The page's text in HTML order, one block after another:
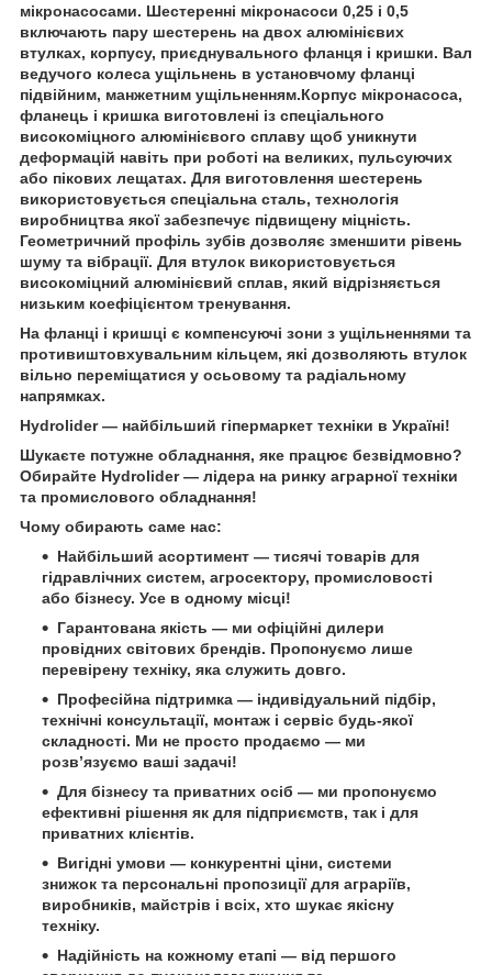
мікронасосами. Шестеренні мікронасоси 0,25 і 0,5
включають пару шестерень на двох алюмінієвих
втулках, корпусу, приєднувального фланця і кришки. Вал
ведучого колеса ущільнень в установчому фланці
підвійним, манжетним ущільненням.Корпус мікронасоса,
фланець і кришка виготовлені із спеціального
високоміцного алюмінієвого сплаву щоб уникнути
деформацій навіть при роботі на великих, пульсуючих
або пікових лещатах. Для виготовлення шестерень
використовується спеціальна сталь, технологія
виробництва якої забезпечує підвищену міцність.
Геометричний профіль зубів дозволяє зменшити рівень
шуму та вібрації. Для втулок використовується
високоміцний алюмінієвий сплав, який відрізняється
низьким коефіцієнтом тренування.
На фланці і кришці є компенсуючі зони з ущільненнями та
противиштовхувальним кільцем, які дозволяють втулок
вільно переміщатися у осьовому та радіальному
напрямках.
Hydrolider— найбільший гіпермаркет техніки в Україні!
Шукаєте потужне обладнання, яке працює безвідмовно?
Обирайте Hydrolider— лідера на ринку аграрної техніки
та промислового обладнання!
Чому обирають саме нас:
Найбільший асортимент — тисячі товарів для
гідравлічних систем, агросектору, промисловості
або бізнесу. Усе в одному місці!
Гарантована якість — ми офіційні дилери
провідних світових брендів. Пропонуємо лише
перевірену техніку, яка служить довго.
Професійна підтримка — індивідуальний підбір,
технічні консультації, монтаж і сервіс будь-якої
складності. Ми не просто продаємо — ми
розв’язуємо ваші задачі!
Для бізнесу та приватних осіб — ми пропонуємо
ефективні рішення як для підприємств, так і для
приватних клієнтів.
Вигідні умови — конкурентні ціни, системи
знижок та персональні пропозиції для аграріїв,
виробників, майстрів і всіх, хто шукає якісну
техніку.
Надійність на кожному етапі — від першого